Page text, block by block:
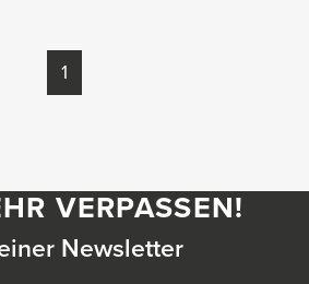
1
VERPASSEN!
Newsletter